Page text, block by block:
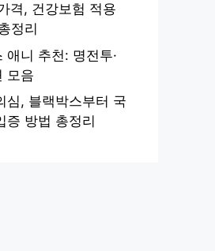
격, 건강보험 적용
정리
애니 추천: 명전투·
모음
심, 블랙박스부터 국
증 방법 총정리